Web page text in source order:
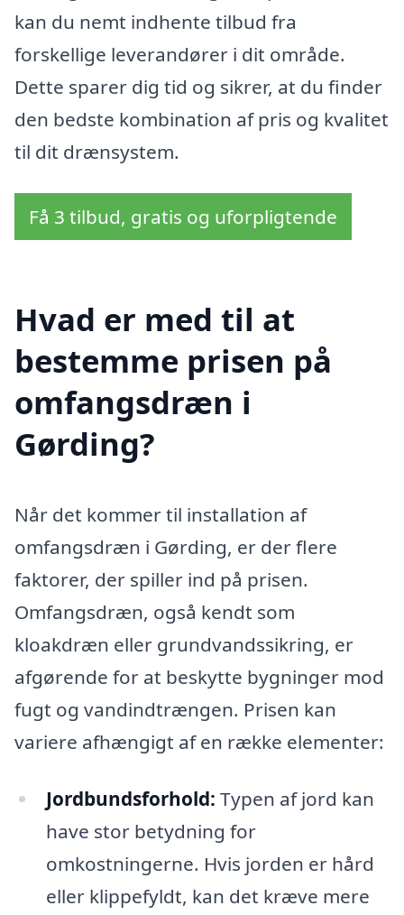
kan du nemt indhente tilbud fra
forskellige leverandører i dit område.
Dette sparer dig tid og sikrer, at du finder
den bedste kombination af pris og kvalitet
til dit drænsystem.
Få 3 tilbud, gratis og uforpligtende
Hvad er med til at
bestemme prisen på
omfangsdræn i
Gørding?
Når det kommer til installation af
omfangsdræn i Gørding, er der flere
faktorer, der spiller ind på prisen.
Omfangsdræn, også kendt som
kloakdræn eller grundvandssikring, er
afgørende for at beskytte bygninger mod
fugt og vandindtrængen. Prisen kan
variere afhængigt af en række elementer:
Jordbundsforhold: Typen af jord kan
have stor betydning for
omkostningerne. Hvis jorden er hård
eller klippefyldt, kan det kræve mere